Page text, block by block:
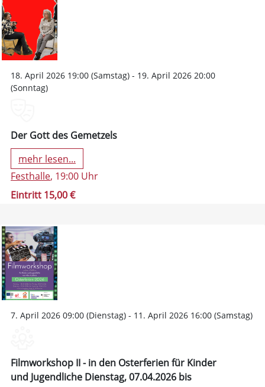
18. April 2026 19:00 (Samstag) - 19. April 2026 20:00
(Sonntag)
Der Gott des Gemetzels
mehr lesen...
Festhalle, 19:00 Uhr
Eintritt 15,00 €
7. April 2026 09:00 (Dienstag) - 11. April 2026 16:00 (Samstag)
Filmworkshop II - in den Osterferien für Kinder
und Jugendliche Dienstag, 07.04.2026 bis